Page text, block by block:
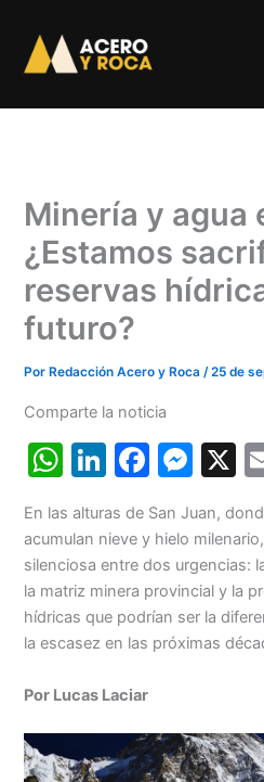
contenido
Minería y agua
¿Estamos
reservas
futuro?
Por Redacción Acero y Roca/25 de
Comparte la noticia
W
at
s
A
p
Li
k
e
dI
n
F
c
e
b
o
M
s
s
e
n
X
En las alturas de San Juan,
acumulan nieve y hielo
silenciosa entre dos urgencias:
la matriz minera provincial y la
hídricas que podrían ser la
la escasez en las próximas
Por Lucas Laciar